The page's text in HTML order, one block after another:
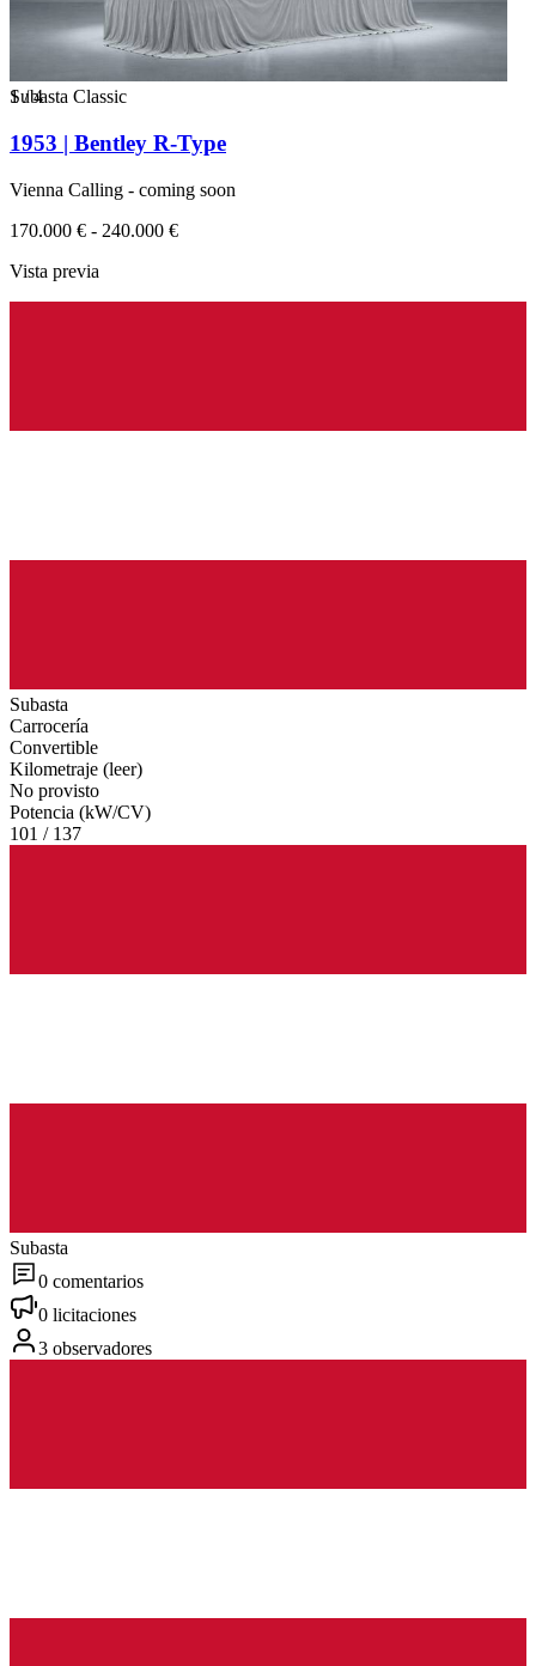
1/4
Subasta Classic
1953 | Bentley R-Type
Vienna Calling - coming soon
170.000 € - 240.000 €
Vista previa
Subasta
Carrocería
Convertible
Kilometraje (leer)
No provisto
Potencia (kW/CV)
101 / 137
Subasta
0 comentarios
0 licitaciones
3 observadores